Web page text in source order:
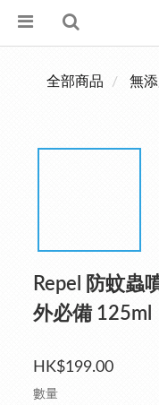
全部商品 無
Repel 防蚊蟲
外必備 125ml
HK$199.00
數量